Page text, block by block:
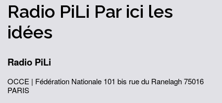
Radio PiLi Par ici les
idées
Radio PiLi
OCCE | Fédération Nationale 101 bis rue du Ranelagh75016
PARIS